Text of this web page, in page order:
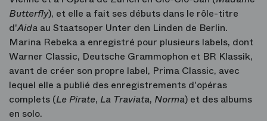
Butterfly), et elle a fait ses débuts dans le rôle-titre
d'Aida au Staatsoper Unter den Linden de Berlin.
Marina Rebeka a enregistré pour plusieurs labels, dont
Warner Classic, Deutsche Grammophon et BR Klassik,
avant de créer son propre label, Prima Classic, avec
lequel elle a publié des enregistrements d'opéras
complets (Le Pirate, La Traviata, Norma) et des albums
en solo.